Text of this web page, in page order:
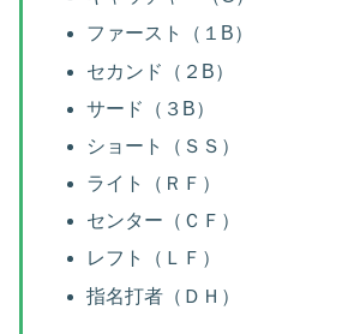
ファースト（１B）
セカンド（２B）
サード（３B）
ショート（ＳＳ）
ライト（ＲＦ）
センター（ＣＦ）
レフト（ＬＦ）
指名打者（ＤＨ）